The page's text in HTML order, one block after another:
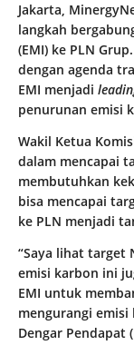
Jakarta,
langkah
(EMI) ke PLN
dengan agenda
EMI menjadi
penurunan emisi
Wakil Ketua
dalam mencapai
membutuhkan
bisa mencapai
ke PLN menjadi
“Saya lihat target
emisi karbon ini
EMI untuk
mengurangi emisi
Dengar Pendapat